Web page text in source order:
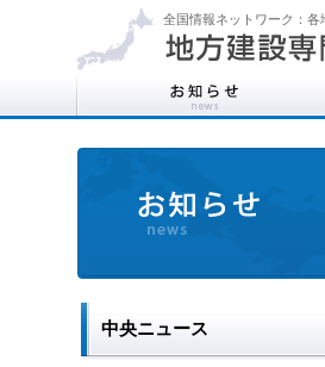
全国情報ネットワーク：
中央ニュース